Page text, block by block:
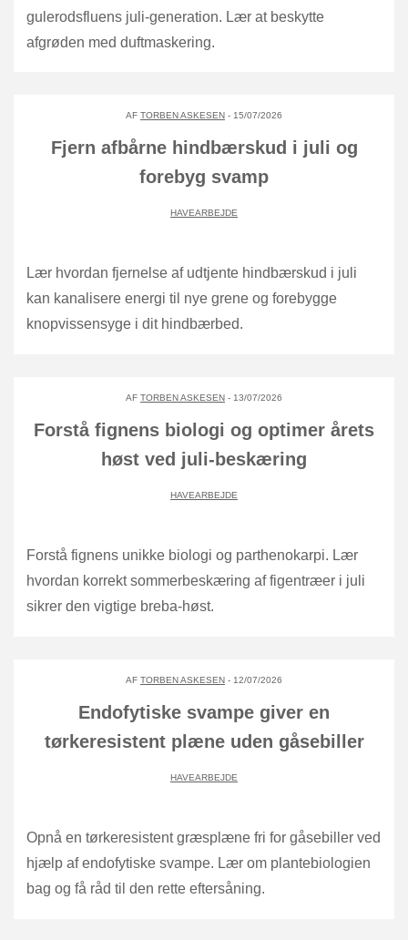
gulerodsfluens juli-generation. Lær at beskytte
afgrøden med duftmaskering.
AF TORBEN ASKESEN - 15/07/2026
Fjern afbårne hindbærskud i juli og
forebyg svamp
HAVEARBEJDE
Lær hvordan fjernelse af udtjente hindbærskud i juli
kan kanalisere energi til nye grene og forebygge
knopvissensyge i dit hindbærbed.
AF TORBEN ASKESEN - 13/07/2026
Forstå fignens biologi og optimer årets
høst ved juli-beskæring
HAVEARBEJDE
Forstå fignens unikke biologi og parthenokarpi. Lær
hvordan korrekt sommerbeskæring af figentræer i juli
sikrer den vigtige breba-høst.
AF TORBEN ASKESEN - 12/07/2026
Endofytiske svampe giver en
tørkeresistent plæne uden gåsebiller
HAVEARBEJDE
Opnå en tørkeresistent græsplæne fri for gåsebiller ved
hjælp af endofytiske svampe. Lær om plantebiologien
bag og få råd til den rette eftersåning.